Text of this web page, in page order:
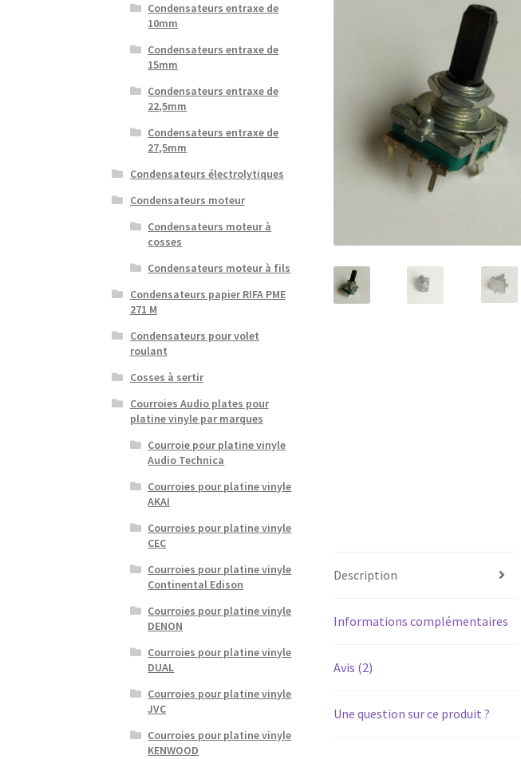
Description
Informations complémentaires
Avis (2)
Une question sur ce produit ?
Condensateurs entraxe de
10mm
Condensateurs entraxe de
15mm
Condensateurs entraxe de
22,5mm
Condensateurs entraxe de
27,5mm
Condensateurs électrolytiques
Condensateurs moteur
Condensateurs moteur à
cosses
Condensateurs moteur à fils
Condensateurs papier RIFA PME
271 M
Condensateurs pour volet
roulant
Cosses à sertir
Courroies Audio plates pour
platine vinyle par marques
Courroie pour platine vinyle
Audio Technica
Courroies pour platine vinyle
AKAI
Courroies pour platine vinyle
CEC
Courroies pour platine vinyle
Continental Edison
Courroies pour platine vinyle
DENON
Courroies pour platine vinyle
DUAL
Courroies pour platine vinyle
JVC
Courroies pour platine vinyle
KENWOOD